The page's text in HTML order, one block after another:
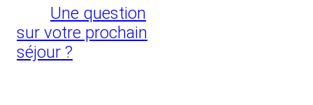
Une question
sur votre prochain
séjour ?